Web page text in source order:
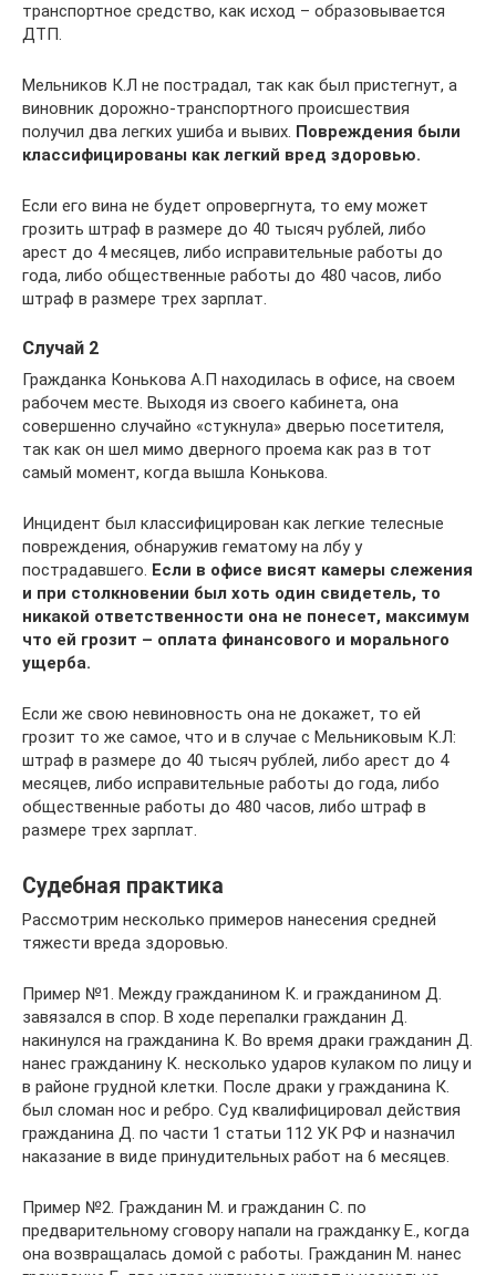
транспортное средство, как исход – образовывается
ДТП.
Мельников К.Л не пострадал, так как был пристегнут, а
виновник дорожно-транспортного происшествия
получил два легких ушиба и вывих. Повреждения были
классифицированы как легкий вред здоровью.
Если его вина не будет опровергнута, то ему может
грозить штраф в размере до 40 тысяч рублей, либо
арест до 4 месяцев, либо исправительные работы до
года, либо общественные работы до 480 часов, либо
штраф в размере трех зарплат.
Случай 2
Гражданка Конькова А.П находилась в офисе, на своем
рабочем месте. Выходя из своего кабинета, она
совершенно случайно «стукнула» дверью посетителя,
так как он шел мимо дверного проема как раз в тот
самый момент, когда вышла Конькова.
Инцидент был классифицирован как легкие телесные
повреждения, обнаружив гематому на лбу у
пострадавшего. Если в офисе висят камеры слежения
и при столкновении был хоть один свидетель, то
никакой ответственности она не понесет, максимум
что ей грозит – оплата финансового и морального
ущерба.
Если же свою невиновность она не докажет, то ей
грозит то же самое, что и в случае с Мельниковым К.Л:
штраф в размере до 40 тысяч рублей, либо арест до 4
месяцев, либо исправительные работы до года, либо
общественные работы до 480 часов, либо штраф в
размере трех зарплат.
Судебная практика
Рассмотрим несколько примеров нанесения средней
тяжести вреда здоровью.
Пример №1. Между гражданином К. и гражданином Д.
завязался в спор. В ходе перепалки гражданин Д.
накинулся на гражданина К. Во время драки гражданин Д.
нанес гражданину К. несколько ударов кулаком по лицу и
в районе грудной клетки. После драки у гражданина К.
был сломан нос и ребро. Суд квалифицировал действия
гражданина Д. по части 1 статьи 112 УК РФ и назначил
наказание в виде принудительных работ на 6 месяцев.
Пример №2. Гражданин М. и гражданин С. по
предварительному сговору напали на гражданку Е., когда
она возвращалась домой с работы. Гражданин М. нанес